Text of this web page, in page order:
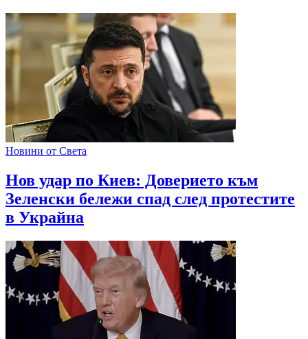
Новини от Света
Нов удар по Киев: Доверието към
Зеленски бележи спад след протестите
в Украйна